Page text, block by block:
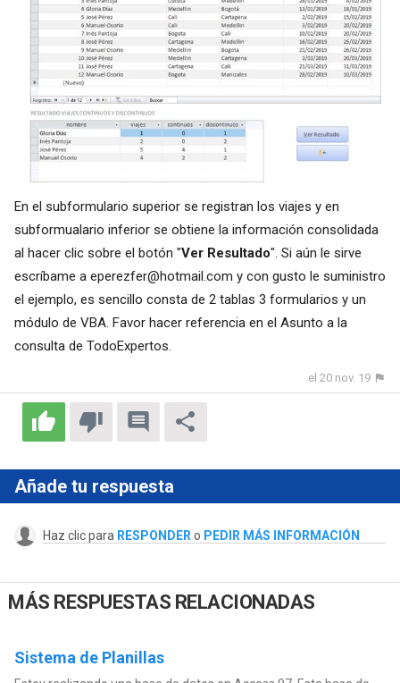
En el subformulario superior se registran los viajes y en
subformualario inferior se obtiene la información consolidada
al hacer clic sobre el botón "Ver Resultado". Si aún le sirve
escríbame a eperezfer@hotmail.com y con gusto le suministro
el ejemplo, es sencillo consta de 2 tablas 3 formularios y un
módulo de VBA. Favor hacer referencia en el Asunto a la
consulta de TodoExpertos.
el 20 nov. 19
Añade tu respuesta
Haz clic para RESPONDER o PEDIR MÁS INFORMACIÓN
MÁS RESPUESTAS RELACIONADAS
Sistema de Planillas